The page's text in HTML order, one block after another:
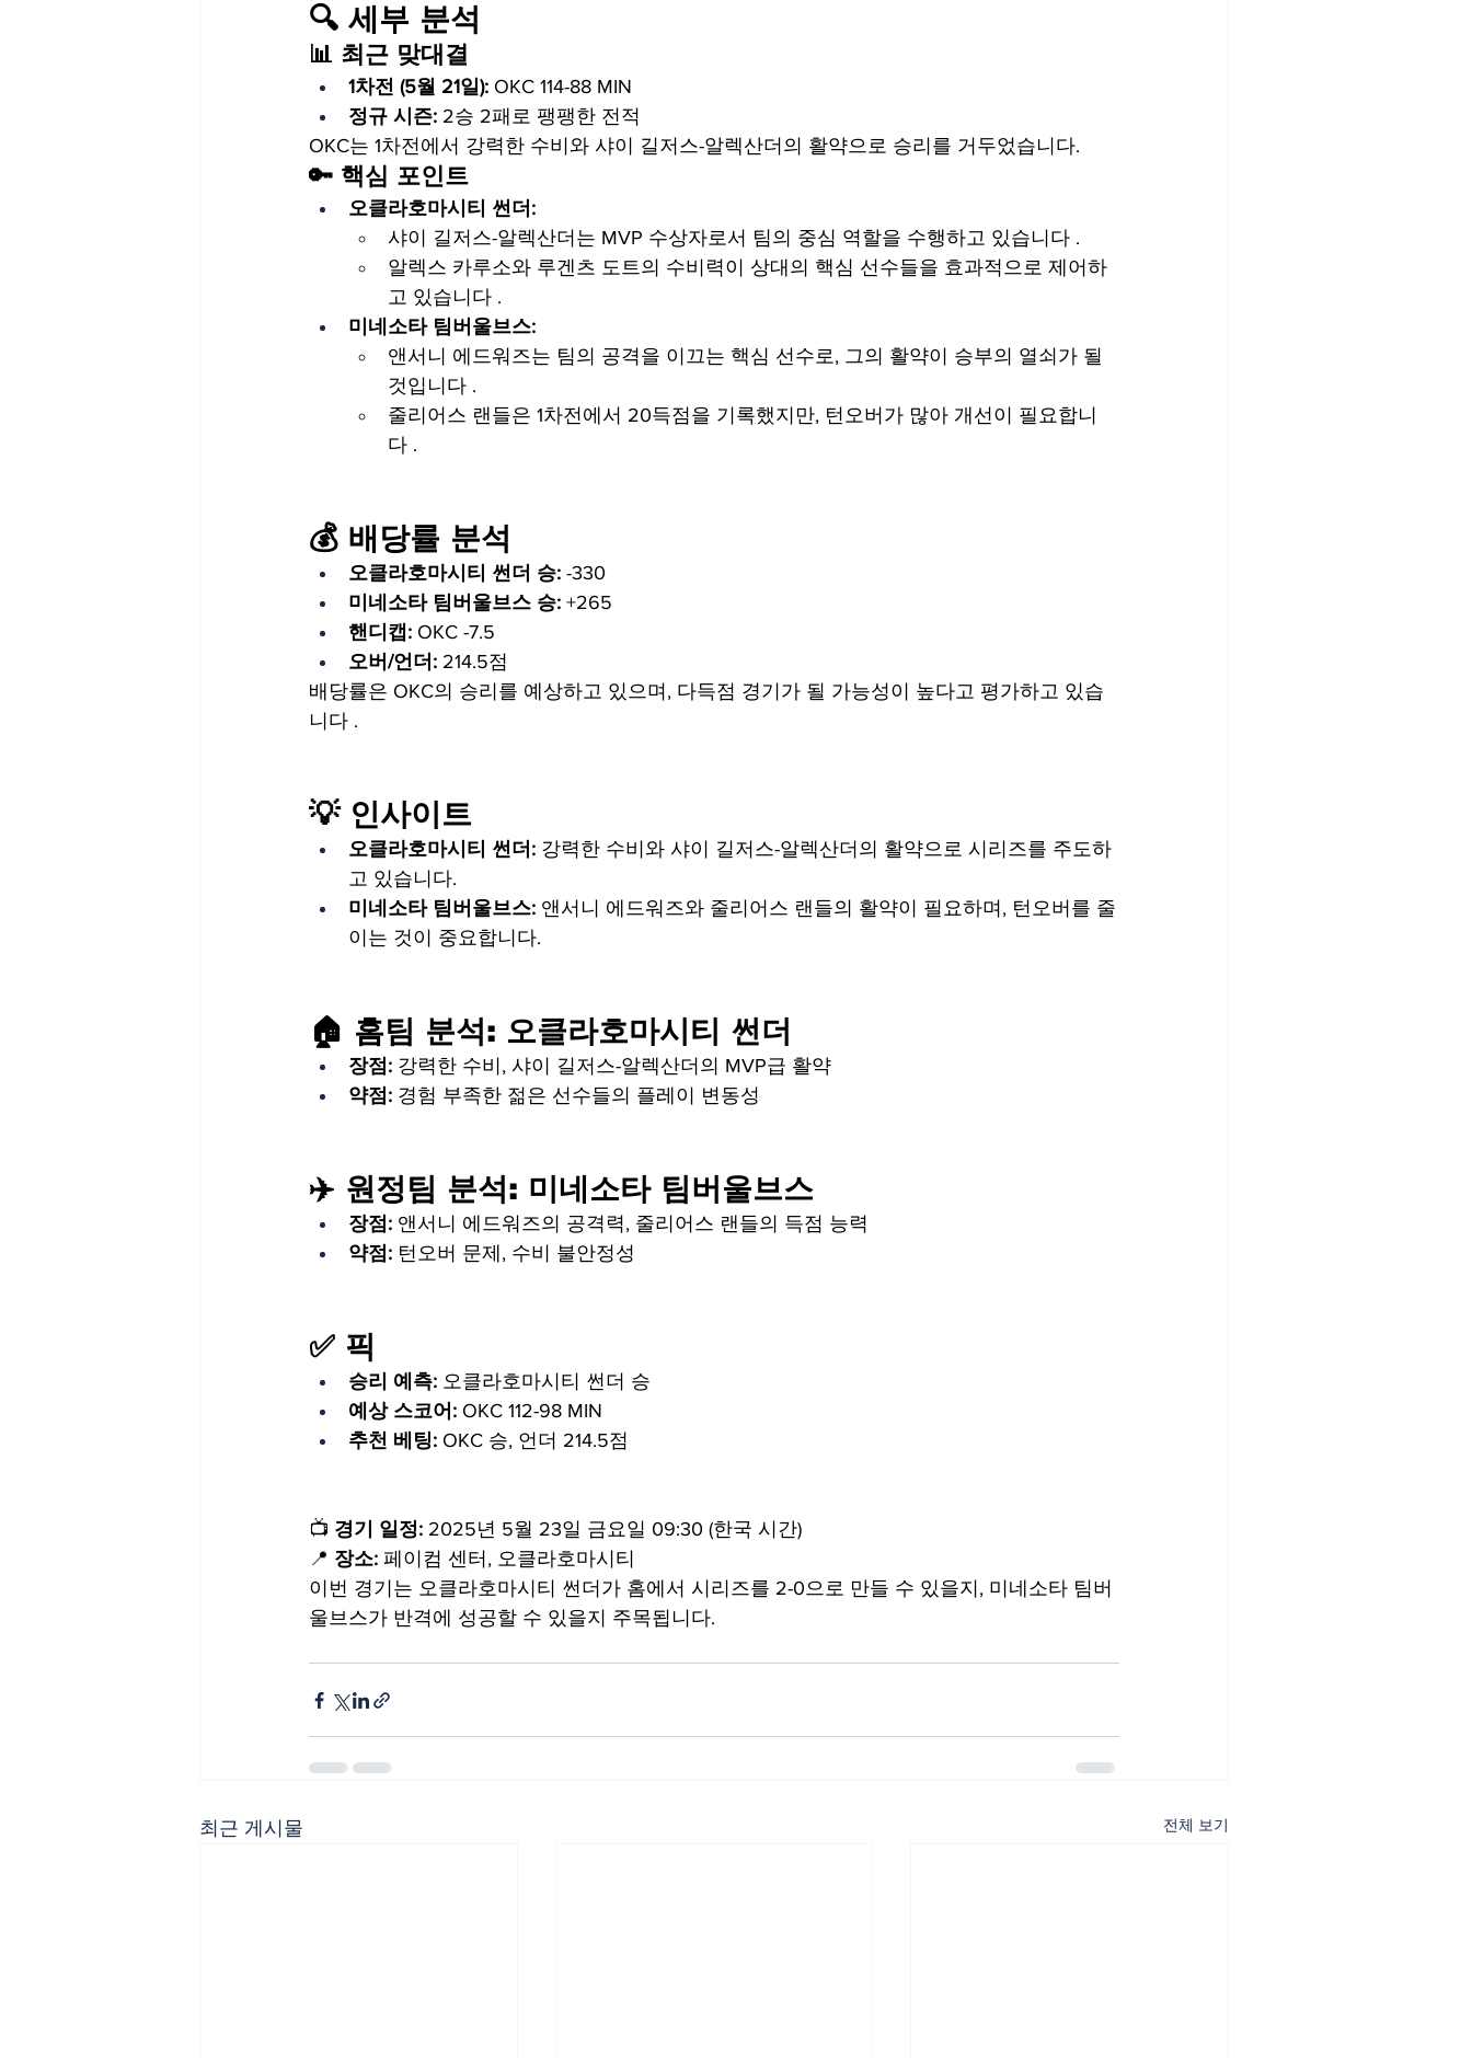
🔍 세부 분석
📊 최근 맞대결
1차전 (5월 21일): OKC 114-88 MIN
정규 시즌: 2승 2패로 팽팽한 전적
OKC는 1차전에서 강력한 수비와 샤이 길저스-알렉산더의 활약으로 승리를 거두었습니다.
🔑 핵심 포인트
오클라호마시티 썬더:
샤이 길저스-알렉산더는 MVP 수상자로서 팀의 중심 역할을 수행하고 있습니다 .
알렉스 카루소와 루겐츠 도트의 수비력이 상대의 핵심 선수들을 효과적으로 제어하
고 있습니다 .
미네소타 팀버울브스:
앤서니 에드워즈는 팀의 공격을 이끄는 핵심 선수로, 그의 활약이 승부의 열쇠가 될
것입니다 .
줄리어스 랜들은 1차전에서 20득점을 기록했지만, 턴오버가 많아 개선이 필요합니
다 .
💰 배당률 분석
오클라호마시티 썬더 승: -330
미네소타 팀버울브스 승: +265
핸디캡: OKC -7.5
오버/언더: 214.5점
배당률은 OKC의 승리를 예상하고 있으며, 다득점 경기가 될 가능성이 높다고 평가하고 있습
니다 .
💡 인사이트
오클라호마시티 썬더: 강력한 수비와 샤이 길저스-알렉산더의 활약으로 시리즈를 주도하
고 있습니다.
미네소타 팀버울브스: 앤서니 에드워즈와 줄리어스 랜들의 활약이 필요하며, 턴오버를 줄
이는 것이 중요합니다.
🏠 홈팀 분석: 오클라호마시티 썬더
장점: 강력한 수비, 샤이 길저스-알렉산더의 MVP급 활약
약점: 경험 부족한 젊은 선수들의 플레이 변동성
✈️ 원정팀 분석: 미네소타 팀버울브스
장점: 앤서니 에드워즈의 공격력, 줄리어스 랜들의 득점 능력
약점: 턴오버 문제, 수비 불안정성
✅ 픽
승리 예측: 오클라호마시티 썬더 승
예상 스코어: OKC 112-98 MIN
추천 베팅: OKC 승, 언더 214.5점
📺 경기 일정: 2025년 5월 23일 금요일 09:30 (한국 시간)
📍 장소: 페이컴 센터, 오클라호마시티
이번 경기는 오클라호마시티 썬더가 홈에서 시리즈를 2-0으로 만들 수 있을지, 미네소타 팀버
울브스가 반격에 성공할 수 있을지 주목됩니다.
최근 게시물 전체 보기